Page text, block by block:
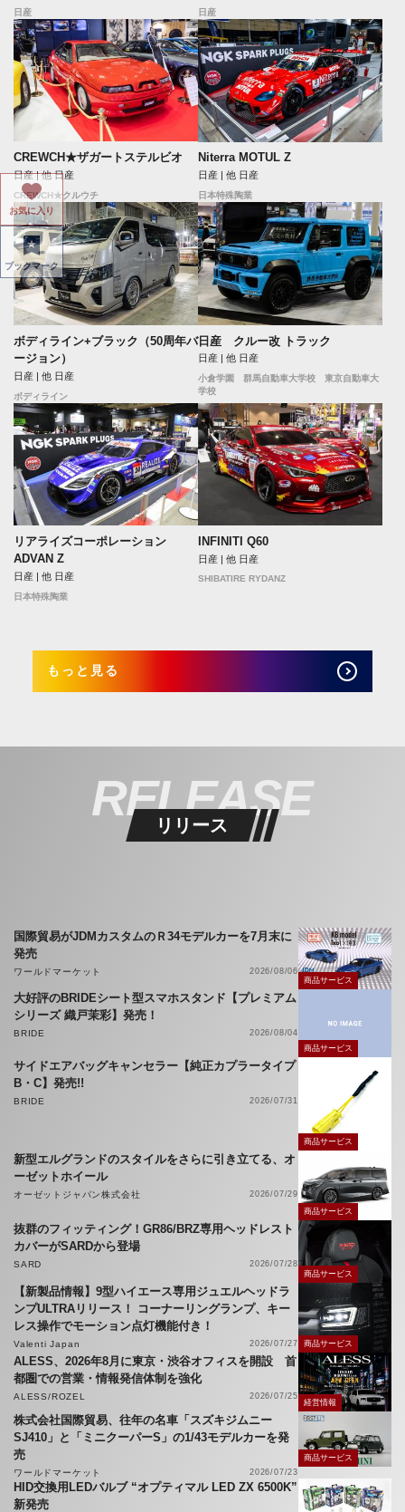
日産 日産
CREWCH★ザガートステルビオ
日産 | 他 日産
CREWCH★クルウチ
Niterra MOTUL Z
日産 | 他 日産
日本特殊陶業
ボディライン+ブラック（50周年バ
ージョン）
日産 | 他 日産
ボディライン
日産 クルー改 トラック
日産 | 他 日産
小倉学園 群馬自動車大学校 東京自動車大
学校
リアライズコーポレーション
ADVAN Z
日産 | 他 日産
日本特殊陶業
INFINITI Q60
日産 | 他 日産
SHIBATIRE RYDANZ
もっと見る
RELEASE
リリース
国際貿易がJDMカスタムのＲ34モデルカーを7月末に
発売
ワールドマーケット
2026/08/06
商品サービス
大好評のBRIDEシート型スマホスタンド【プレミアム
シリーズ 織戸茉彩】発売！
BRIDE
2026/08/04
商品サービス
サイドエアバッグキャンセラー【純正カプラータイプ
B・C】発売!!
BRIDE 2026/07/31
商品サービス
新型エルグランドのスタイルをさらに引き立てる、オ
ーゼットホイール
オーゼットジャパン株式会社
2026/07/29
商品サービス
抜群のフィッティング！GR86/BRZ専用ヘッドレスト
カバーがSARDから登場
SARD
2026/07/28
商品サービス
【新製品情報】9型ハイエース専用ジュエルヘッドラ
ンプULTRAリリース！ コーナーリングランプ、キー
レス操作でモーション点灯機能付き！
Valenti Japan 2026/07/27 商品サービス
ALESS、2026年8月に東京・渋谷オフィスを開設 首
都圏での営業・情報発信体制を強化
ALESS/ROZEL 2026/07/25
経営情報
株式会社国際貿易、往年の名車「スズキジムニー
SJ410」と「ミニクーパーS」の1/43モデルカーを発
売
ワールドマーケット 2026/07/23
商品サービス
HID交換用LEDバルブ “オプティマル LED ZX 6500K”
新発売
お気に入り
ブックマーク